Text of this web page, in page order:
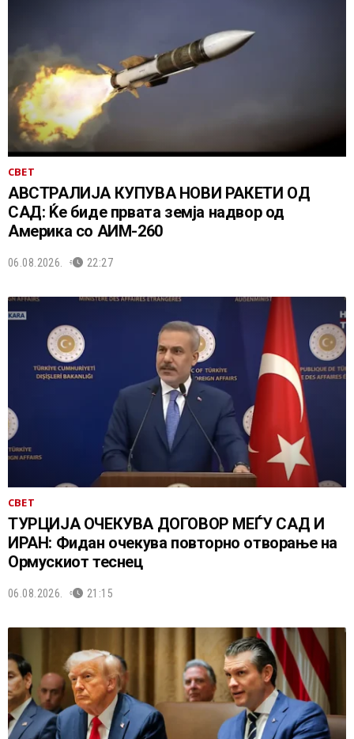
СВЕТ
АВСТРАЛИЈА КУПУВА НОВИ РАКЕТИ ОД
САД: Ќе биде првата земја надвор од
Америка со АИМ-260
06.08.2026. 22:27
СВЕТ
ТУРЦИЈА ОЧЕКУВА ДОГОВОР МЕЃУ САД И
ИРАН: Фидан очекува повторно отворање на
Ормускиот теснец
06.08.2026. 21:15